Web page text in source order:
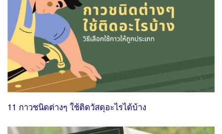
11 กาวชนิดต่างๆ ใช้ติดวัสดุอะไรได้บ้าง